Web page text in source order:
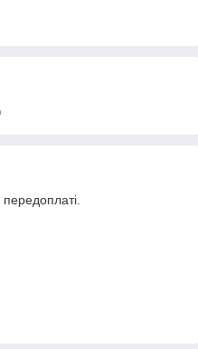
передоплаті.